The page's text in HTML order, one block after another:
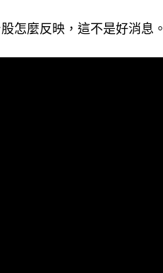
怎麼反映，這不是好消息。